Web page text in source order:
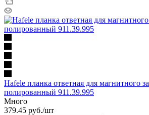
Hafele планка ответная для магнитного
полированный 911.39.995
Много
379.45 руб./шт